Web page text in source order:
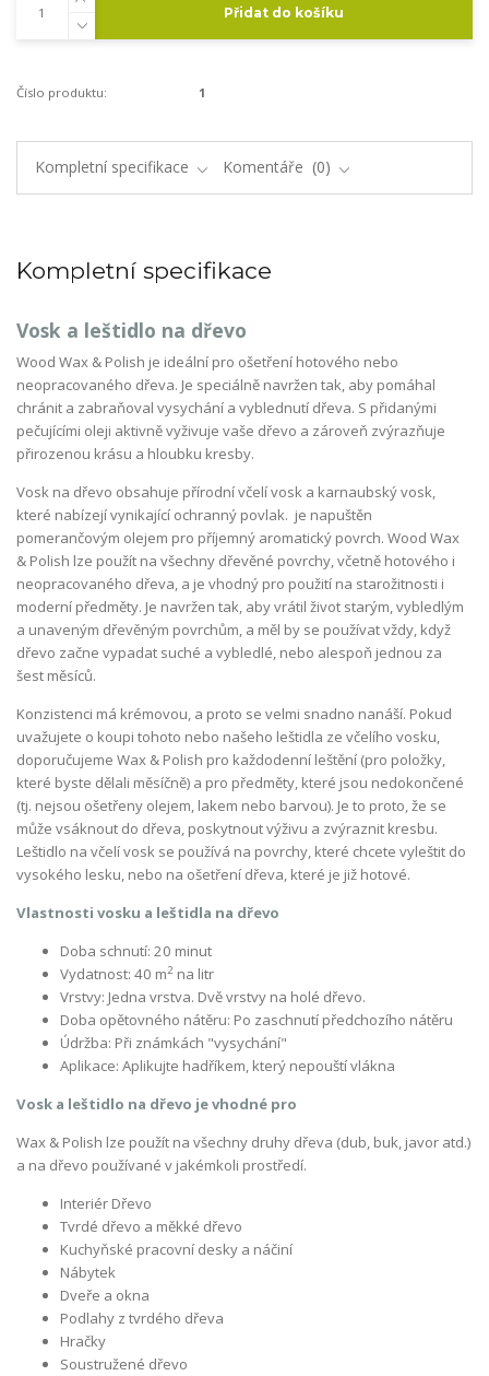
Přidat do košíku
Číslo produktu: 1
Kompletní specifikace Komentáře 0
Kompletní specifikace
Vosk a leštidlo na dřevo
Wood Wax & Polish je ideální pro ošetření hotového nebo
neopracovaného dřeva. Je speciálně navržen tak, aby pomáhal
chránit a zabraňoval vysychání a vyblednutí dřeva. S přidanými
pečujícími oleji aktivně vyživuje vaše dřevo a zároveň zvýrazňuje
přirozenou krásu a hloubku kresby.
Vosk na dřevo obsahuje přírodní včelí vosk a karnaubský vosk,
které nabízejí vynikající ochranný povlak. je napuštěn
pomerančovým olejem pro příjemný aromatický povrch. Wood Wax
& Polish lze použít na všechny dřevěné povrchy, včetně hotového i
neopracovaného dřeva, a je vhodný pro použití na starožitnosti i
moderní předměty. Je navržen tak, aby vrátil život starým, vybledlým
a unaveným dřevěným povrchům, a měl by se používat vždy, když
dřevo začne vypadat suché a vybledlé, nebo alespoň jednou za
šest měsíců.
Konzistenci má krémovou, a proto se velmi snadno nanáší. Pokud
uvažujete o koupi tohoto nebo našeho leštidla ze včelího vosku,
doporučujeme Wax & Polish pro každodenní leštění (pro položky,
které byste dělali měsíčně) a pro předměty, které jsou nedokončené
(tj. nejsou ošetřeny olejem, lakem nebo barvou). Je to proto, že se
může vsáknout do dřeva, poskytnout výživu a zvýraznit kresbu.
Leštidlo na včelí vosk se používá na povrchy, které chcete vyleštit do
vysokého lesku, nebo na ošetření dřeva, které je již hotové.
Vlastnosti vosku a leštidla na dřevo
Doba schnutí: 20 minut
Vydatnost: 40 m2 na litr
Vrstvy: Jedna vrstva. Dvě vrstvy na holé dřevo.
Doba opětovného nátěru: Po zaschnutí předchozího nátěru
Údržba: Při známkách "vysychání"
Aplikace: Aplikujte hadříkem, který nepouští vlákna
Vosk a leštidlo na dřevo je vhodné pro
Wax & Polish lze použít na všechny druhy dřeva (dub, buk, javor atd.)
a na dřevo používané v jakémkoli prostředí.
Interiér Dřevo
Tvrdé dřevo a měkké dřevo
Kuchyňské pracovní desky a náčiní
Nábytek
Dveře a okna
Podlahy z tvrdého dřeva
Hračky
Soustružené dřevo